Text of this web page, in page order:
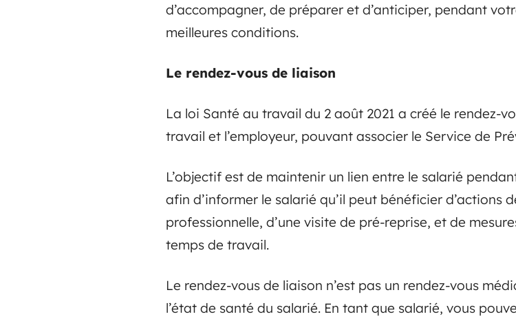
d’accompagner, de préparer et d’anticiper, pendant
meilleures conditions.
Le rendez-vous de liaison
La loi Santé au travail du 2 août 2021 a créé le rendez-
travail et l’employeur, pouvant associer le Service de
L’objectif est de maintenir un lien entre le salarié
afin d’informer le salarié qu’il peut bénéficier d’actions
professionnelle, d’une visite de pré-reprise, et de
temps de travail.
Le rendez-vous de liaison n’est pas un rendez-vous
l’état de santé du salarié. En tant que salarié, vous